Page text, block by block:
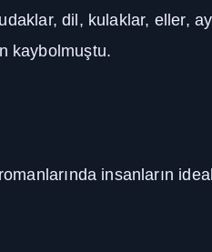
dil, kulaklar, eller,
kaybolmuştu.
insanların